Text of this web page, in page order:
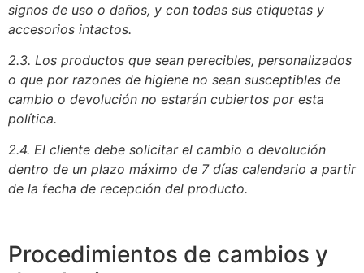
signos de uso o daños, y con todas sus etiquetas y
accesorios intactos.
2.3. Los productos que sean perecibles, personalizados
o que por razones de higiene no sean susceptibles de
cambio o devolución no estarán cubiertos por esta
política.
2.4. El cliente debe solicitar el cambio o devolución
dentro de un plazo máximo de 7 días calendario a partir
de la fecha de recepción del producto.
Procedimientos de cambios y